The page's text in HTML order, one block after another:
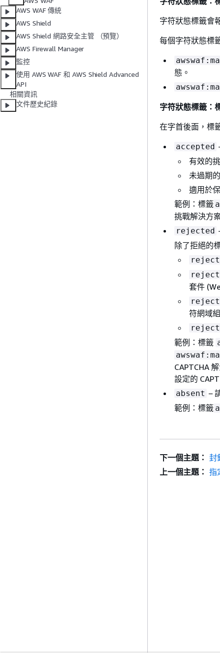
AWS WAF 傳統
AWS Shield
AWS Shield 網路安全主管 （預覽）
AWS Firewall Manager
監控
使用 AWS WAF 和 AWS Shield Advanced
API
相關資訊
文件歷史紀錄
字符狀態標籤會
每個字符狀態標
態。
字符狀態標籤：
在字首後面，標
accepted
有效的
未過期
適用於
範例：標籤
挑戰解決方
rejected
除了拒絕的
套件
符網域
範例：標籤
CAPTCHA
設定的
absent –
範例：標籤
下一個主題： 封
上一個主題： 指